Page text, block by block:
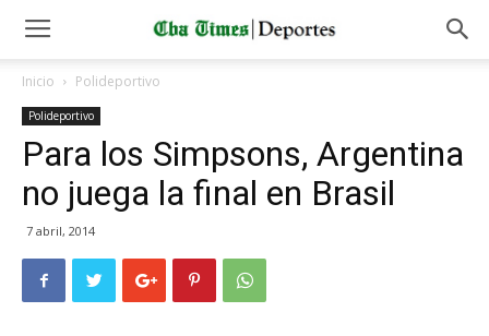
Inicio Polideportivo
Polideportivo
Para los Simpsons, Argentina
no juega la final en Brasil
7 abril, 2014